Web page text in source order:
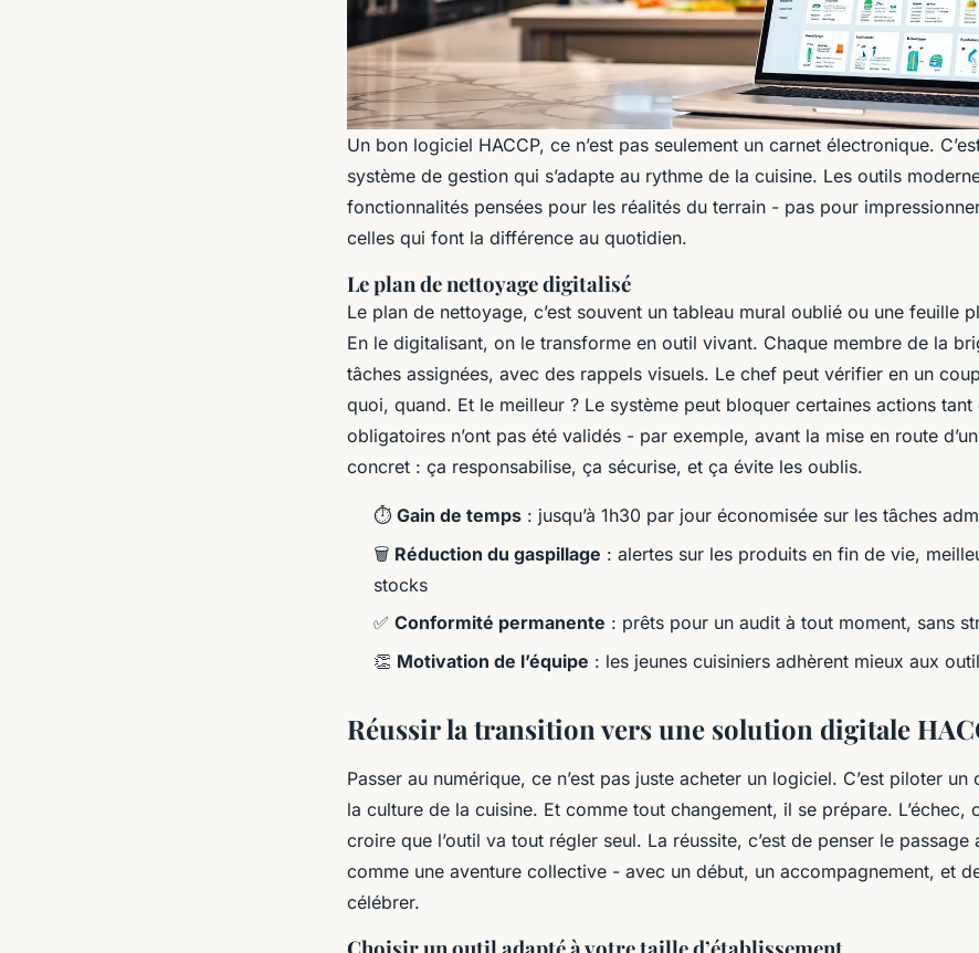
Un bon logiciel HACCP, ce n’est pas seulement un carnet électronique.
système de gestion qui s’adapte au rythme de la cuisine. Les outils
fonctionnalités pensées pour les réalités du terrain - pas pour
celles qui font la différence au quotidien.
Le plan de nettoyage digitalisé
Le plan de nettoyage, c’est souvent un tableau mural oublié ou une feuille
En le digitalisant, on le transforme en outil vivant. Chaque membre de la
tâches assignées, avec des rappels visuels. Le chef peut vérifier en un
quoi, quand. Et le meilleur ? Le système peut bloquer certaines actions
obligatoires n’ont pas été validés - par exemple, avant la mise en route
concret : ça responsabilise, ça sécurise, et ça évite les oublis.
⏱️ Gain de temps : jusqu’à 1h30 par jour économisée sur les tâches
🗑️ Réduction du gaspillage : alertes sur les produits en fin de vie,
stocks
✅ Conformité permanente : prêts pour un audit à tout moment, sans
👏 Motivation de l’équipe : les jeunes cuisiniers adhèrent mieux aux
Réussir la transition vers une solution digitale
Passer au numérique, ce n’est pas juste acheter un logiciel. C’est piloter un
la culture de la cuisine. Et comme tout changement, il se prépare. L’échec,
croire que l’outil va tout régler seul. La réussite, c’est de penser le passage
comme une aventure collective - avec un début, un accompagnement, et
célébrer.